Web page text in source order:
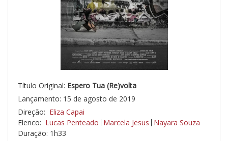
Título Original: Espero Tua (Re)volta
Lançamento: 15 de agosto de 2019
Direção: Eliza Capai
Elenco: Lucas Penteado Marcela Jesus Nayara Souza
Duração: 1h33